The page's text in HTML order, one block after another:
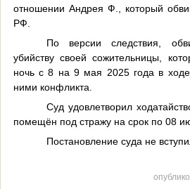
отношении Андрея Ф., который
РФ.
По версии следствия,
убийству своей сожительницы,
ночь с 8 на 9 мая 2025 года в
ними конфликта.
Суд удовлетворил
помещён под стражу на срок по 08
Постановление суда не